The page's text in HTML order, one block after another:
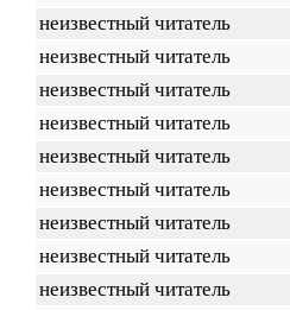
неизвестный читатель
неизвестный читатель
неизвестный читатель
неизвестный читатель
неизвестный читатель
неизвестный читатель
неизвестный читатель
неизвестный читатель
неизвестный читатель